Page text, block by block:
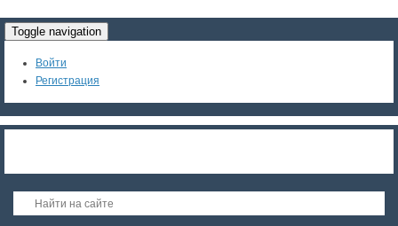
Toggle navigation
Войти
Регистрация